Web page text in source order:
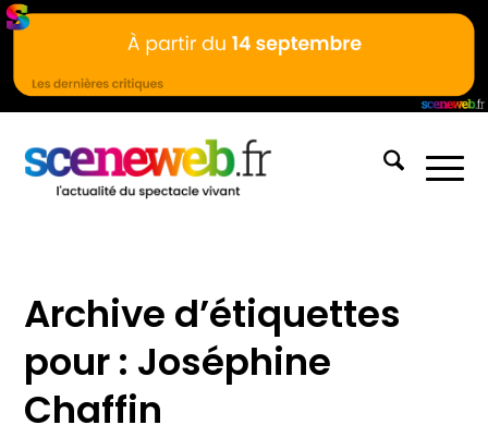
Archive d’étiquettes
pour : Joséphine
Chaffin